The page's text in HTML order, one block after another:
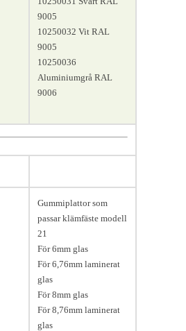
9005
10250032 Vit RAL
9005
10250036
Aluminiumgrå RAL
9006
Gummiplattor som
passar klämfäste modell
21
För 6mm glas
För 6,76mm laminerat
glas
För 8mm glas
För 8,76mm laminerat
glas